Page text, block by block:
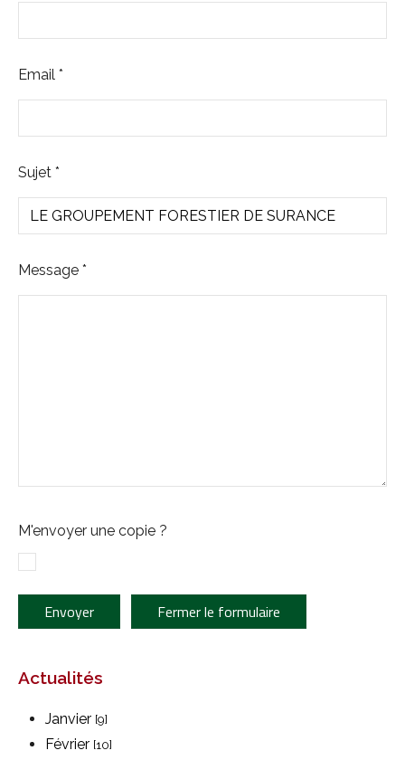
Actualités
Janvier [9]
Février [10]
Email *
Sujet *
Message *
M'envoyer une copie ?
Envoyer Fermer le formulaire